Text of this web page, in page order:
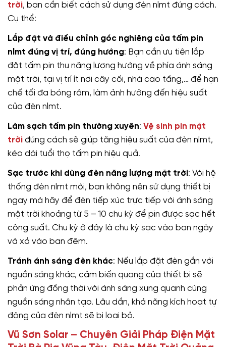
trời, bạn cần biết cách sử dụng đèn nlmt đúng cách.
Cụ thể:
Lắp đặt và điều chỉnh góc nghiêng của tấm pin
nlmt đúng vị trí, đúng hướng: Bạn cần ưu tiên lắp
đặt tấm pin thu năng lượng hướng về phía ánh sáng
mặt trời, tại vị trí ít nơi cây cối, nhà cao tầng,… để hạn
chế tối đa bóng râm, làm ảnh hưởng đến hiệu suất
của đèn nlmt.
Làm sạch tấm pin thường xuyên: Vệ sinh pin mặt
trời đúng cách sẽ giúp tăng hiệu suất của đèn nlmt,
kéo dài tuổi thọ tấm pin hiệu quả.
Sạc trước khi dùng đèn năng lượng mặt trời: Với hệ
thống đèn nlmt mới, bạn không nên sử dụng thiết bị
ngay mà hãy để đèn tiếp xúc trực tiếp với ánh sáng
mặt trời khoảng từ 5 – 10 chu kỳ để pin được sạc hết
công suất. Chu kỳ ở đây là chu kỳ sạc vào ban ngày
và xả vào ban đêm.
Tránh ánh sáng đèn khác: Nếu lắp đặt đèn gần với
nguồn sáng khác, cảm biến quang của thiết bị sẽ
phản ứng đồng thời với ánh sáng xung quanh cùng
nguồn sáng nhân tạo. Lâu dần, khả năng kích hoạt tự
động của đèn nlmt sẽ bị loại bỏ.
Vũ Sơn Solar – Chuyên Giải Pháp Điện Mặt